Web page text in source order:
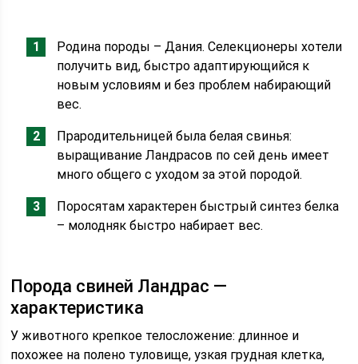
Родина породы – Дания. Селекционеры хотели
получить вид, быстро адаптирующийся к
новым условиям и без проблем набирающий
вес.
Прародительницей была белая свинья:
выращивание Ландрасов по сей день имеет
много общего с уходом за этой породой.
Поросятам характерен быстрый синтез белка
– молодняк быстро набирает вес.
Порода свиней Ландрас —
характеристика
У животного крепкое телосложение: длинное и
похожее на полено туловище, узкая грудная клетка,